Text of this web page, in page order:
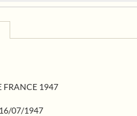
FRANCE 1947
07/1947